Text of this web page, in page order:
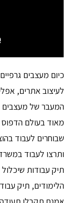
כיום מעצבים
לעיצוב אתרים,
המעבר של מעצבים
מאוד בעולם הדפוס
שבוחרים לעבוד
ותרצו לעבוד
תיק עבודות
הלימודים, תיק